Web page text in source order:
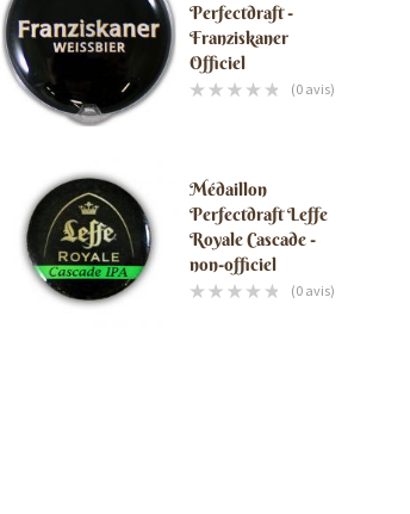
Perfectdraft -
Franziskaner
Officiel
(0 avis)
Médaillon
Perfectdraft Leffe
Royale Cascade -
non-officiel
(0 avis)